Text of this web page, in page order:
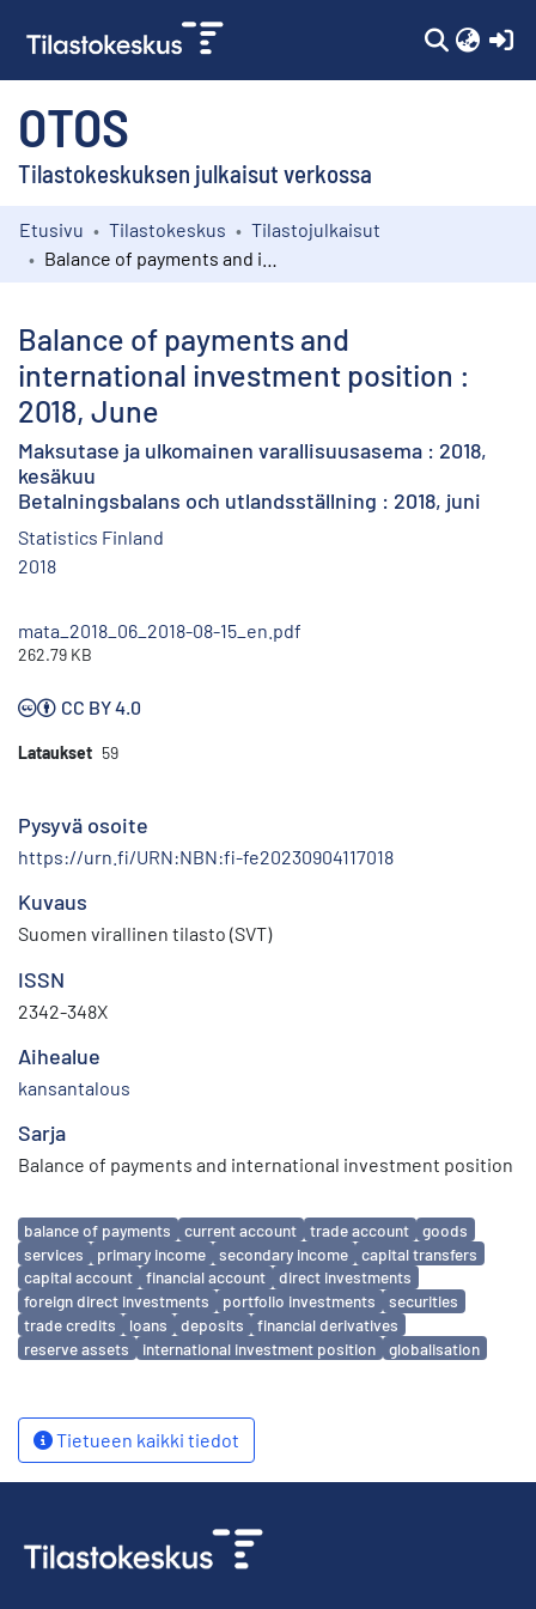
OTOS
Tilastokeskuksen julkaisut verkossa
Kokoelmat
Etusivu Tilastokeskus
Tilastojulkaisut
Balance of payments and
international investment position :
2018, June
Maksutase ja ulkomainen varallisuusasema : 2018,
kesäkuu
Betalningsbalans och utlandsställning : 2018, juni
Statistics Finland
2018
mata_2018_06_2018-08-15_en.pdf
262.79 KB
CC BY 4.0
Lataukset 59
Pysyvä osoite
https://urn.fi/URN:NBN:fi-fe20230904117018
Kuvaus
Suomen virallinen tilasto (SVT)
ISSN
2342-348X
Aihealue
kansantalous
Sarja
Balance of payments and international investment position
Avainsanat
balance of payments current account trade account
goods
services
primary income secondary income
capital transfers
capital account
financial account
direct investments
foreign direct investments
portfolio investments
securities
trade credits
loans deposits
financial derivatives
reserve assets
international investment position globalisation
Tietueen kaikki tiedot